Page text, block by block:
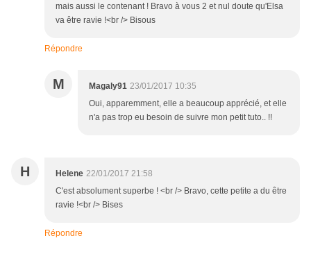
mais aussi le contenant ! Bravo à vous 2 et nul doute qu'Elsa
va être ravie !<br /> Bisous
Répondre
M Magaly91 23/01/2017 10:35
Oui, apparemment, elle a beaucoup apprécié, et elle
n'a pas trop eu besoin de suivre mon petit tuto.. !!
H Helene 22/01/2017 21:58
C'est absolument superbe ! <br /> Bravo, cette petite a du être
ravie !<br /> Bises
Répondre